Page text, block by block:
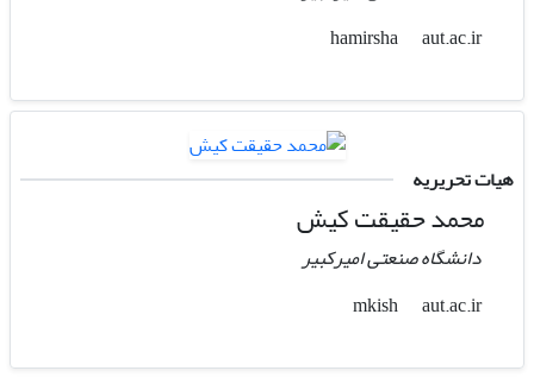
hamirsha
aut.ac.ir
هیات تحریریه
محمد حقیقت کیش
دانشگاه صنعتی امیرکبیر
mkish
aut.ac.ir